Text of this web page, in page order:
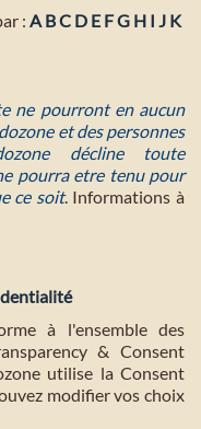
: A BC D E FG H I J K
ne pourront en aucun
et des personnes
décline toute
pourra etre tenu pour
ce soit. Informations à
à l'ensemble des
& Consent
utilise la Consent
modifier vos choix